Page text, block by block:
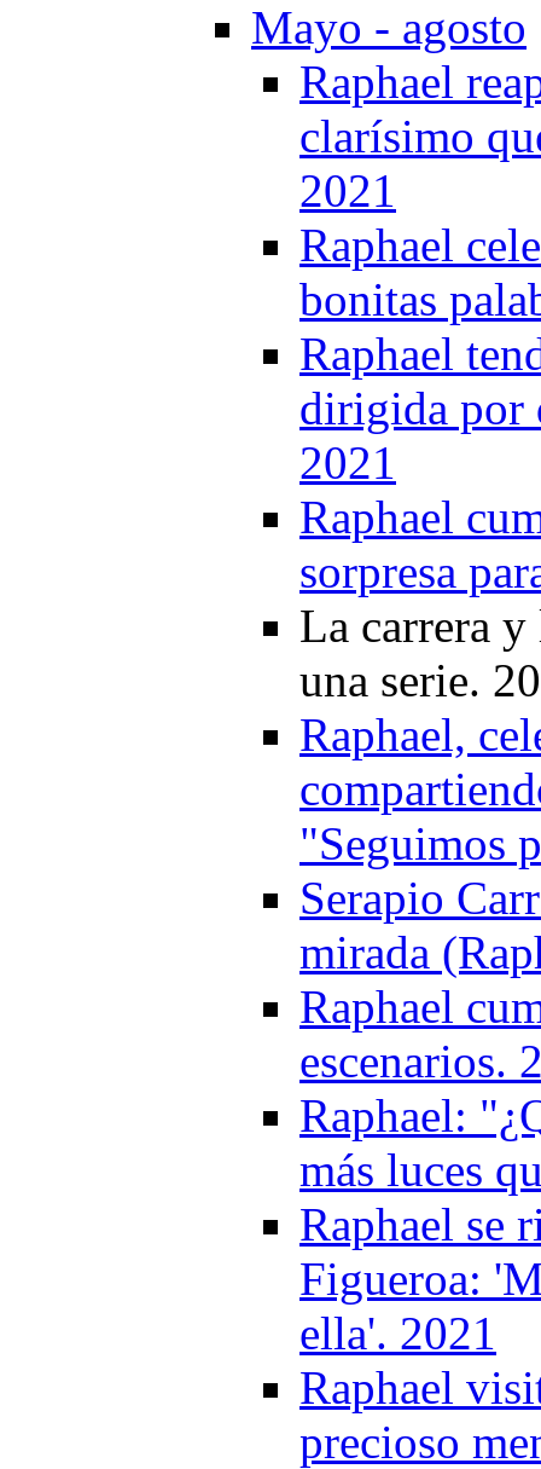
Mayo - agosto
Raphael
clarísimo
2021
Raphael
bonitas
Raphael
dirigida por
2021
Raphael
sorpresa
La carrera y
una serie.
Raphael,
"Seguimos
Serapio
mirada
Raphael
escenarios.
Raphael:
más luces
Raphael se
Figueroa:
ella'. 2021
Raphael
precioso